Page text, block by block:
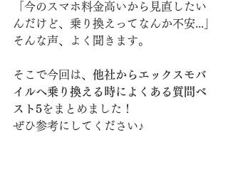
「今のスマホ料金高いから見直したい
んだけど、乗り換えってなんか不安...」
そんな声、よく聞きます。
そこで今回は、 他社からエックスモバ
イルへ乗り換える時によくある質問ベ
スト5をまとめました！
ぜひ参考にしてください♪